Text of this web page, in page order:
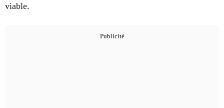
viable.